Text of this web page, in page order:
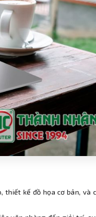
thiết kế đồ họa cơ bản, và